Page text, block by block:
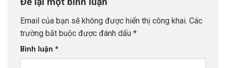
Email của bạn sẽ không được hiển thị công khai. Các
trường bắt buộc được đánh dấu *
Bình luận *